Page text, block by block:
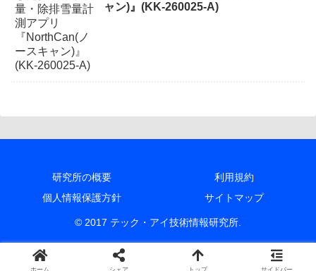
ャン)』(KK-260025-A)
研究所の概要
利用規約
個人情報保護方針
サイトマップ
© 2017 テック・アイ技術情報研究所.
ホーム シェア トップ サイドバー